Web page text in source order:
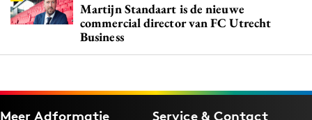
Martijn Standaart is de nieuwe
commercial director van FC Utrecht
Business
Meer Adformatie Service & Contact